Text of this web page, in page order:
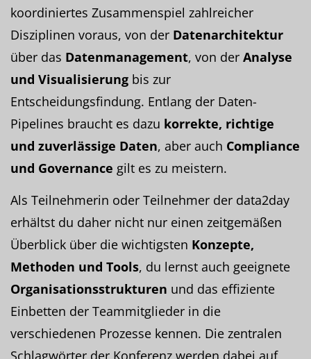
koordiniertes Zusammenspiel zahlreicher
Disziplinen voraus, von der Datenarchitektur
über das Datenmanagement, von der Analyse
und Visualisierung bis zur
Entscheidungsfindung. Entlang der Daten-
Pipelines braucht es dazu korrekte, richtige
und zuverlässige Daten, aber auch Compliance
und Governance gilt es zu meistern.
Als Teilnehmerin oder Teilnehmer der data2day
erhältst du daher nicht nur einen zeitgemäßen
Überblick über die wichtigsten Konzepte,
Methoden und Tools, du lernst auch geeignete
Organisationsstrukturen und das effiziente
Einbetten der Teammitglieder in die
verschiedenen Prozesse kennen. Die zentralen